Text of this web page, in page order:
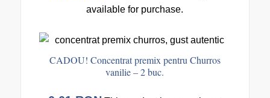
available for purchase.
CADOU! Concentrat premix pentru Churros
vanilie – 2 buc.